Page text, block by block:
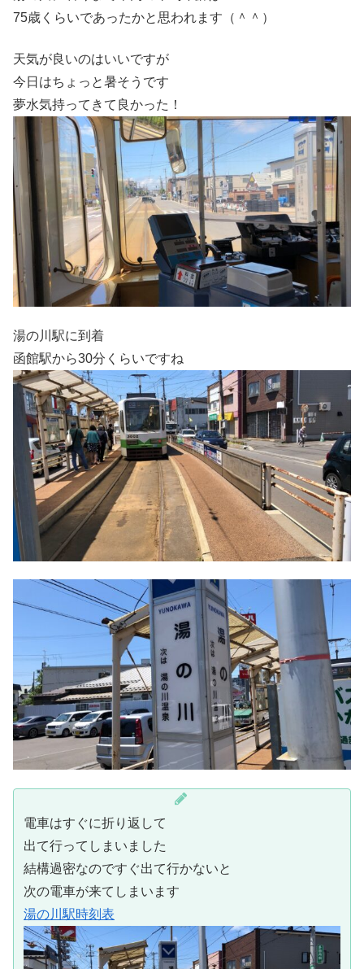
75歳くらいであったかと思われます（＾＾）
天気が良いのはいいですが
今日はちょっと暑そうです
夢水気持ってきて良かった！
湯の川駅に到着
函館駅から30分くらいですね
電車はすぐに折り返して
出て行ってしまいました
結構過密なのですぐ出て行かないと
次の電車が来てしまいます
湯の川駅時刻表